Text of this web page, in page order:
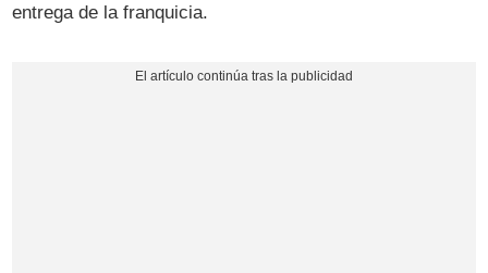
entrega de la franquicia.